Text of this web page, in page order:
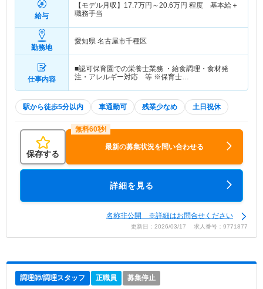
給与
【モデル月収】 17.7万円～20.6万円 程度 基本給＋
職務手当
勤務地
愛知県 名古屋市千種区
仕事内容
■認可保育園での栄養士業務 ・給食調理・食材発
注・アレルギー対応 等 ※保育士…
駅から徒歩5分以内 車通勤可 残業少なめ 土日祝休
保存する
最新の募集状況を問い合わせる
詳細を見る
名称非公開 ※詳細はお問合せください
更新日：2026/03/17 求人番号：9771877
調理師/調理スタッフ 正職員 募集停止